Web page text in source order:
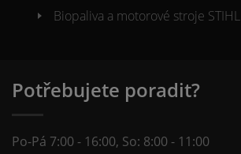
Biopaliva a motorové stroje STIHL
Potřebujete poradit?
Po-Pá 7:00 - 16:00, So: 8:00 - 11:00